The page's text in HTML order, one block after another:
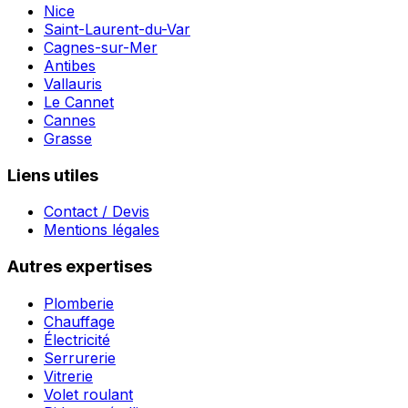
Nice
Saint-Laurent-du-Var
Cagnes-sur-Mer
Antibes
Vallauris
Le Cannet
Cannes
Grasse
Liens utiles
Contact / Devis
Mentions légales
Autres expertises
Plomberie
Chauffage
Électricité
Serrurerie
Vitrerie
Volet roulant